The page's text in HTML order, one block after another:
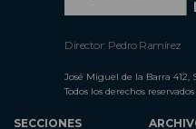
Director: Pedro Ramírez
José Miguel de la Barra 412,
Todos los derechos
SECCIONES